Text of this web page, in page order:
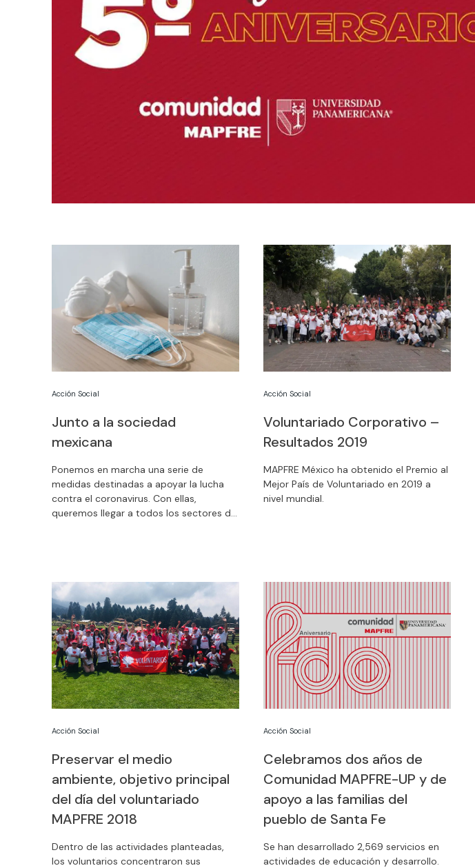
Junto a la sociedad
mexicana
Acción Social
Ponemos en marcha una serie de
medidas destinadas a apoyar la lucha
contra el coronavirus. Con ellas,
queremos llegar a todos los sectores de
Voluntariado Corporativo –
Resultados 2019
Acción Social
MAPFRE México ha obtenido el Premio al
Mejor País de Voluntariado en 2019 a
nivel mundial.
Preservar el medio
ambiente, objetivo principal
del día del voluntariado
MAPFRE 2018
Acción Social
Dentro de las actividades planteadas,
los voluntarios concentraron sus
Celebramos dos años de
Comunidad MAPFRE-UP y de
apoyo a las familias del
pueblo de Santa Fe
Acción Social
Se han desarrollado 2,569 servicios en
actividades de educación y desarrollo.